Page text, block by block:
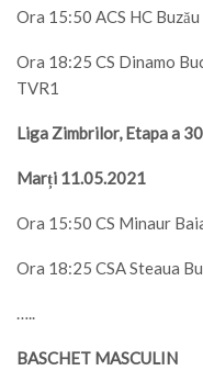
Ora 15:50 ACS HC
Ora 18:25 CS Dinamo
TVR1
Liga Zimbrilor, Etapa a
Marți 11.05.2021
Ora 15:50 CS Minaur
Ora 18:25 CSA Steaua
…..
BASCHET MASCULIN